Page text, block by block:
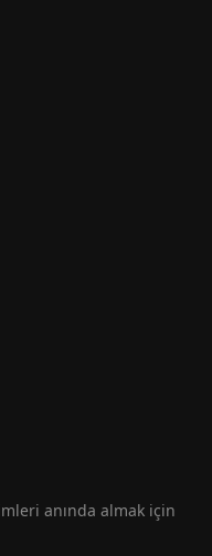
anında almak için